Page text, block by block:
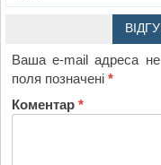
Ваша e-mail адреса
поля позначені*
Коментар*